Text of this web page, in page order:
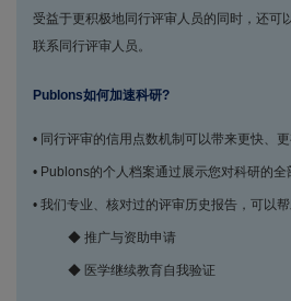
受益于更积极地同行评审人员的同时，还可
联系同行评审人员。
Publons如何加速科研?
• 同行评审的信用点数机制可以带来更快、
• Publons的个人档案通过展示您对科研的
• 我们专业、核对过的评审历史报告，可以帮
◆ 推广与资助申请
◆ 医学继续教育自我验证